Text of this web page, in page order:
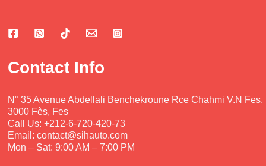
Contact Info
N° 35 Avenue Abdellali Benchekroune Rce Chahmi V.N Fes,
3000 Fès, Fes
Call Us: +212-6-720-420-73
Email: contact@sihauto.com
Mon – Sat: 9:00 AM – 7:00 PM